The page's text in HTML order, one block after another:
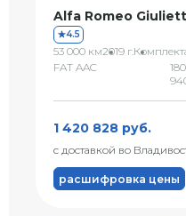
Alfa Romeo
4.5
53 000 км2019 г.
FAT AAC
1 420 828 руб.
с доставкой во
расшифровка цены